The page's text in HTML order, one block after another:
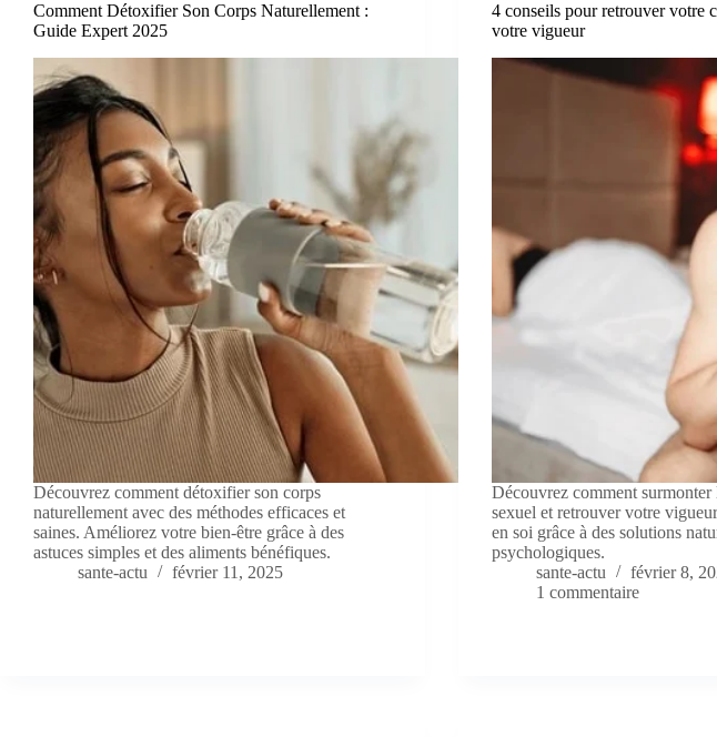
Comment Détoxifier Son Corps Naturellement :
Guide Expert 2025
Découvrez comment détoxifier son corps
naturellement avec des méthodes efficaces et
saines. Améliorez votre bien-être grâce à des
astuces simples et des aliments bénéfiques.
sante-actu
février 11, 2025
4 conseils pour retrouver votre
votre vigueur
Découvrez comment surmonter
sexuel et retrouver votre
en soi grâce à des solutions
psychologiques.
sante-actu
février 8,
1 commentaire